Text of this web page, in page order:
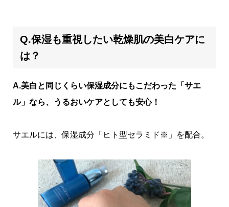
Q.保湿も重視したい乾燥肌の美白ケアに
は？
A.美白と同じくらい保湿成分にもこだわった「サエ
ル」なら、うるおいケアとしても安心！
サエルには、保湿成分「ヒト型セラミド※」を配合。